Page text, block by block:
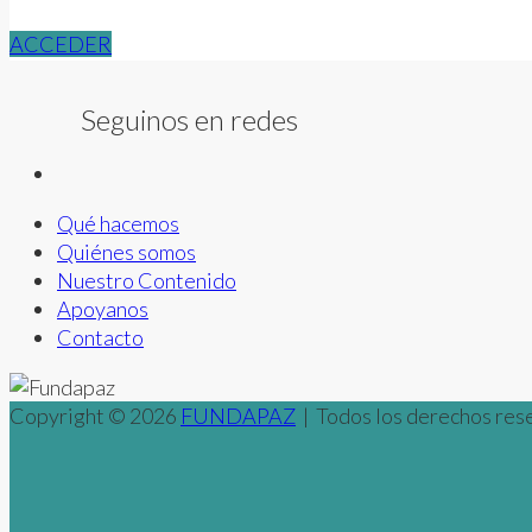
ACCEDER
Seguinos en redes
Qué hacemos
Quiénes somos
Nuestro Contenido
Apoyanos
Contacto
Copyright © 2026 FUNDAPAZ | Todos los derechos